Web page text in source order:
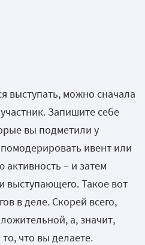
выступать, можно сначала
Запишите себе
вы подметили у
ивент или
– и затем
выступающего. Такое вот
в деле. Скорей всего,
а, значит,
что вы делаете.